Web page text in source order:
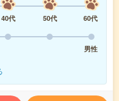
40代 50代
60代
男性